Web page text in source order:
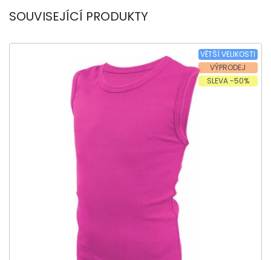
SOUVISEJÍCÍ PRODUKTY
VĚTŠÍ VELIKOSTI
VÝPRODEJ
SLEVA -50%